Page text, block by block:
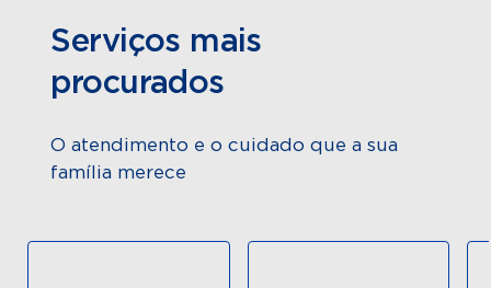
Serviços mais
procurados
O atendimento e o cuidado que a sua
família merece